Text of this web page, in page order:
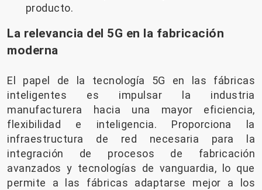
producto.
La relevancia del 5G en la fabricación
moderna
El papel de la tecnología 5G en las fábricas
inteligentes es impulsar la industria
manufacturera hacia una mayor eficiencia,
flexibilidad e inteligencia. Proporciona la
infraestructura de red necesaria para la
integración de procesos de fabricación
avanzados y tecnologías de vanguardia, lo que
permite a las fábricas adaptarse mejor a los